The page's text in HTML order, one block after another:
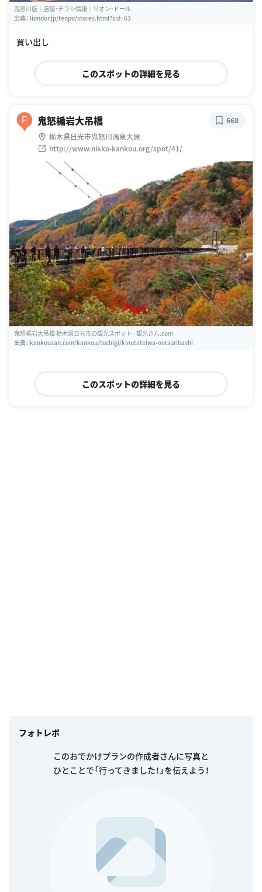
鬼怒川店｜店舗・チラシ情報｜リオン・ドール
出典： liondor.jp/tenpo/stores.html?sid=63
買い出し
このスポットの詳細を見る
F 鬼怒楯岩大吊橋
栃木県日光市鬼怒川温泉大原
http://www.nikko-kankou.org/spot/41/
668
鬼怒楯岩大吊橋 栃木県日光市の観光スポット - 観光さん.com
出典： kankousan.com/kankou/tochigi/kinutateiwa-ootsuribashi
このスポットの詳細を見る
フォトレポ
このおでかけプランの作成者さんに写真と
ひとことで「行ってきました！」を伝えよう！